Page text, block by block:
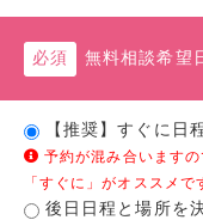
無料相談希望
【推奨】すぐに日
予約が混み合います
「すぐに」がオススメで
後日日程と場所を